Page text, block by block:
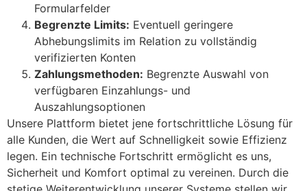
Formularfelder
Begrenzte Limits: Eventuell geringere
Abhebungslimits im Relation zu vollständig
verifizierten Konten
Zahlungsmethoden: Begrenzte Auswahl von
verfügbaren Einzahlungs- und
Auszahlungsoptionen
Unsere Plattform bietet jene fortschrittliche Lösung für
alle Kunden, die Wert auf Schnelligkeit sowie Effizienz
legen. Ein technische Fortschritt ermöglicht es uns,
Sicherheit und Komfort optimal zu vereinen. Durch die